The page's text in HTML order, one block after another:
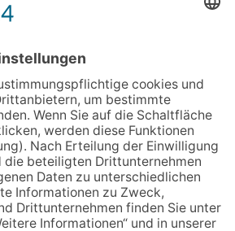
Jugendchor Hochtaunus
Programm „Changes“
Sommerabend: Der Rettershof
lädt wieder zum Weinfest ein
Hisamoto und Tölke begeistern
mit Werken von Walter
Wachsmuth
Wasserampel steht auf Gelb:
Stadt ruft zum Wassersparen